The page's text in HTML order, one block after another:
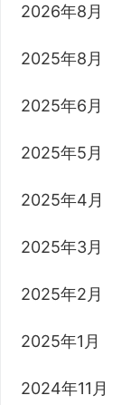
2026年8月
2025年8月
2025年6月
2025年5月
2025年4月
2025年3月
2025年2月
2025年1月
2024年11月